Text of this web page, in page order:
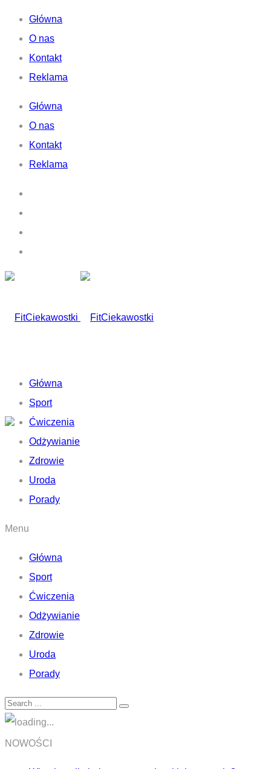
Główna
O nas
Kontakt
Reklama
Główna
O nas
Kontakt
Reklama
Główna
Sport
Ćwiczenia
Odżywianie
Zdrowie
Uroda
Porady
Menu
Główna
Sport
Ćwiczenia
Odżywianie
Zdrowie
Uroda
Porady
NOWOŚCI